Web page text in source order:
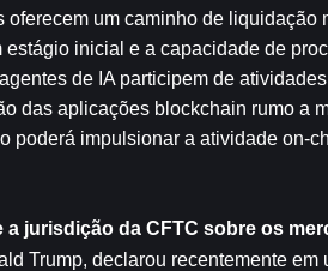
um caminho de
inicial e a capacidade de
de IA participem de
das aplicações blockchain rumo a
poderá impulsionar a atividade on-
jurisdição da CFTC sobre os
Trump, declarou recentemente